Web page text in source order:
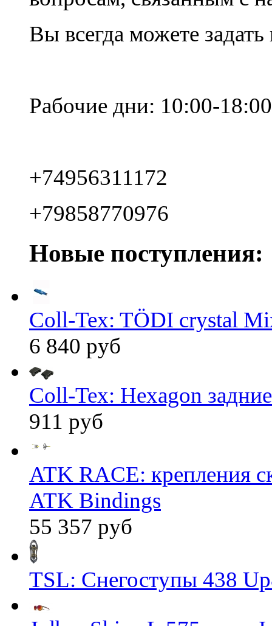
Вы всегда можете
Рабочие дни: 10:00-18:00
+74956311172
+79858770976
Новые поступления:
Coll-Tex: TÖDI crystal
6 840 руб
Coll-Tex: Hexagon
911 руб
ATK RACE: крепления
ATK Bindings
55 357 руб
TSL: Снегоступы 438